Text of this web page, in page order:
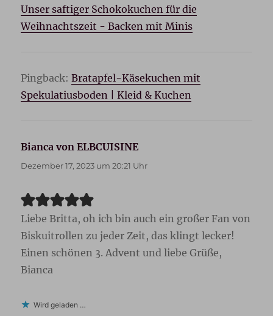
Unser saftiger Schokokuchen für die
Weihnachtszeit - Backen mit Minis
Pingback:Bratapfel-Käsekuchen mit
Spekulatiusboden | Kleid & Kuchen
Bianca von ELBCUISINEsagt:
Dezember 17, 2023 um 20:21 Uhr
Liebe Britta, oh ich bin auch ein großer Fan von
Biskuitrollen zu jeder Zeit, das klingt lecker!
Einen schönen 3. Advent und liebe Grüße,
Bianca
Wird geladen …